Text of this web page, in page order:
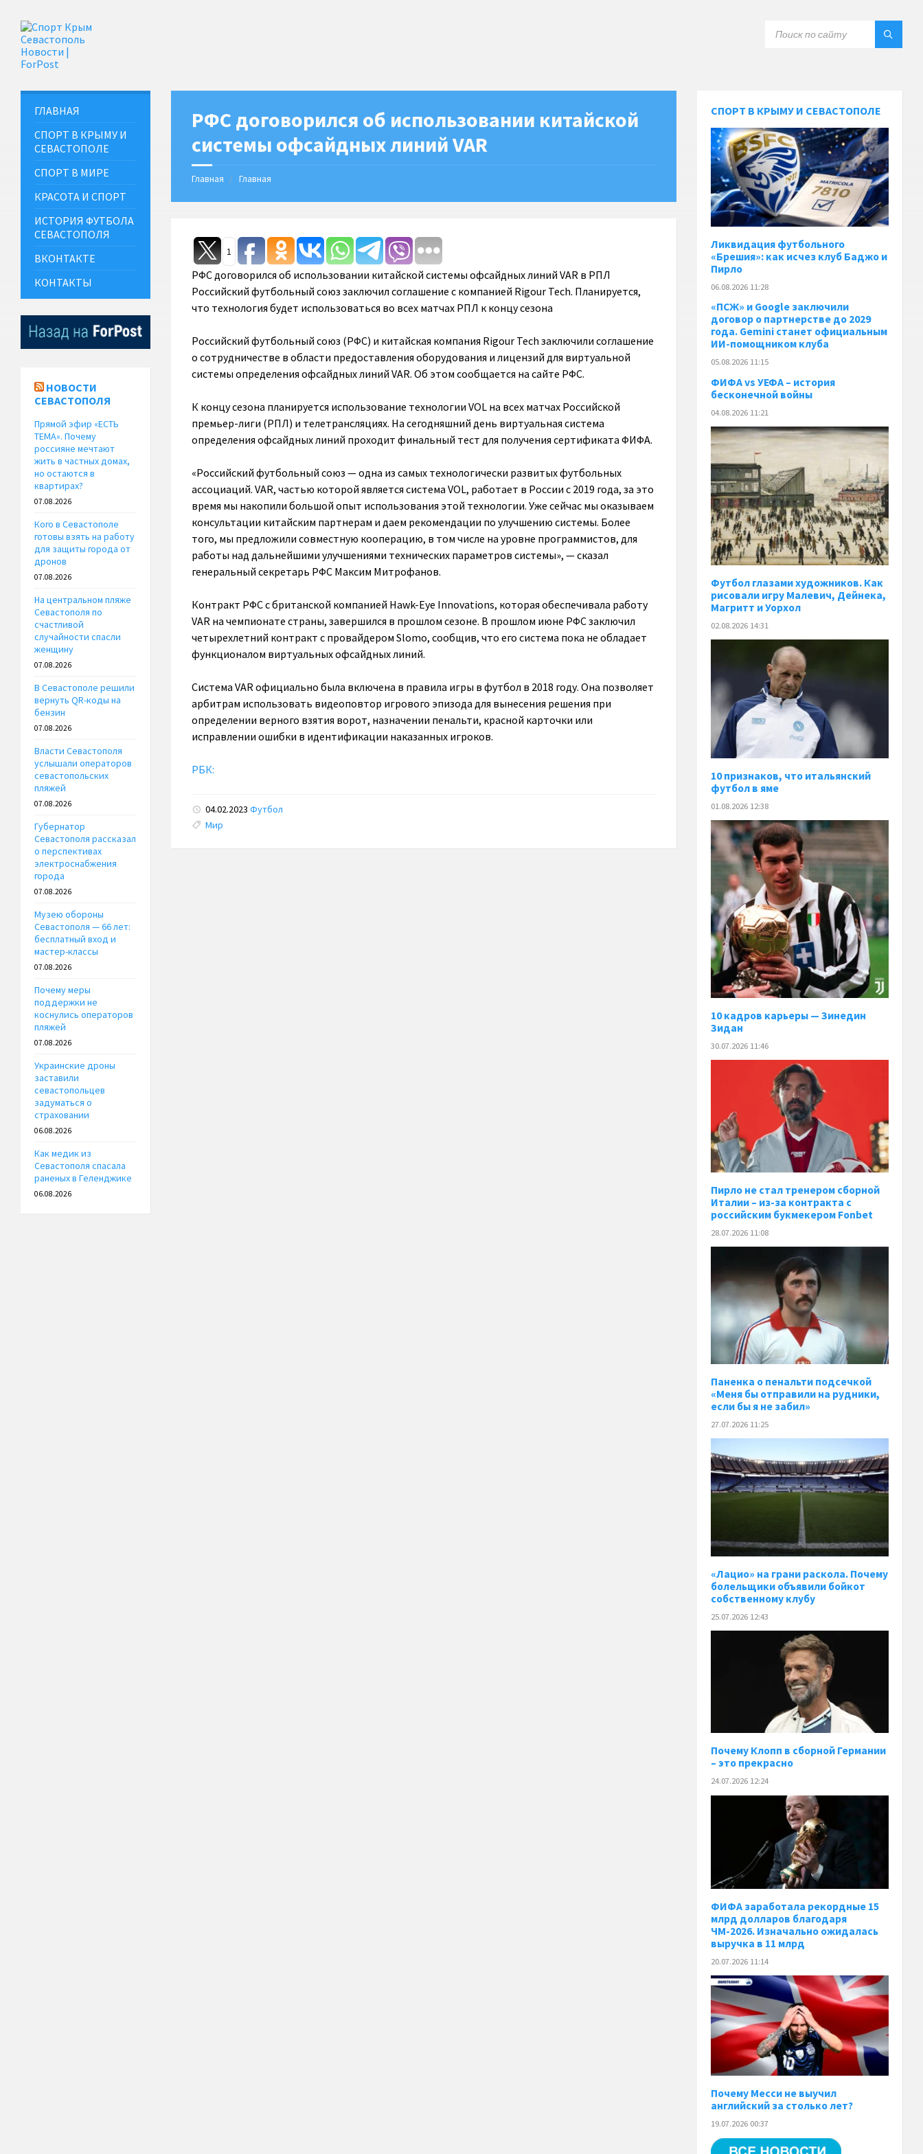
РФС договорился об использовании китайской
системы офсайдных линий VAR
Главная Главная
1
РФС договорился об использовании китайской системы офсайдных линий VAR в РПЛ
Российский футбольный союз заключил соглашение с компанией Rigour Tech. Планируется,
что технология будет использоваться во всех матчах РПЛ к концу сезона
Российский футбольный союз (РФС) и китайская компания Rigour Tech заключили соглашение
о сотрудничестве в области предоставления оборудования и лицензий для виртуальной
системы определения офсайдных линий VAR. Об этом сообщается на сайте РФС.
К концу сезона планируется использование технологии VOL на всех матчах Российской
премьер-лиги (РПЛ) и телетрансляциях. На сегодняшний день виртуальная система
определения офсайдных линий проходит финальный тест для получения сертификата ФИФА.
«Российский футбольный союз — одна из самых технологически развитых футбольных
ассоциаций. VAR, частью которой является система VOL, работает в России с 2019 года, за это
время мы накопили большой опыт использования этой технологии. Уже сейчас мы оказываем
консультации китайским партнерам и даем рекомендации по улучшению системы. Более
того, мы предложили совместную кооперацию, в том числе на уровне программистов, для
работы над дальнейшими улучшениями технических параметров системы», — сказал
генеральный секретарь РФС Максим Митрофанов.
Контракт РФС с британской компанией Hawk-Eye Innovations, которая обеспечивала работу
VAR на чемпионате страны, завершился в прошлом сезоне. В прошлом июне РФС заключил
четырехлетний контракт с провайдером Slomo, сообщив, что его система пока не обладает
функционалом виртуальных офсайдных линий.
Система VAR официально была включена в правила игры в футбол в 2018 году. Она позволяет
арбитрам использовать видеоповтор игрового эпизода для вынесения решения при
определении верного взятия ворот, назначении пенальти, красной карточки или
исправлении ошибки в идентификации наказанных игроков.
РБК:
04.02.2023 Футбол
Tags:
Мир
ГЛАВНАЯ
СПОРТ В КРЫМУ И
СЕВАСТОПОЛЕ
СПОРТ В МИРЕ
КРАСОТА И СПОРТ
ИСТОРИЯ ФУТБОЛА
СЕВАСТОПОЛЯ
ВКОНТАКТЕ
КОНТАКТЫ
НОВОСТИ
СЕВАСТОПОЛЯ
Прямой эфир «ЕСТЬ
ТЕМА». Почему
россияне мечтают
жить в частных домах,
но остаются в
квартирах?
07.08.2026
Кого в Севастополе
готовы взять на работу
для защиты города от
дронов
07.08.2026
На центральном пляже
Севастополя по
счастливой
случайности спасли
женщину
07.08.2026
В Севастополе решили
вернуть QR-коды на
бензин
07.08.2026
Власти Севастополя
услышали операторов
севастопольских
пляжей
07.08.2026
Губернатор
Севастополя рассказал
о перспективах
электроснабжения
города
07.08.2026
Музею обороны
Севастополя — 66 лет:
бесплатный вход и
мастер-классы
07.08.2026
Почему меры
поддержки не
коснулись операторов
пляжей
07.08.2026
Украинские дроны
заставили
севастопольцев
задуматься о
страховании
06.08.2026
Как медик из
Севастополя спасала
раненых в Геленджике
06.08.2026
СПОРТ В КРЫМУ И СЕВАСТОПОЛЕ
Ликвидация футбольного
«Брешия»: как исчез клуб Баджо и
Пирло
06.08.2026 11:28
«ПСЖ» и Google заключили
договор о партнерстве до 2029
года. Gemini станет официальным
ИИ-помощником клуба
05.08.2026 11:15
ФИФА vs УЕФА – история
бесконечной войны
04.08.2026 11:21
Футбол глазами художников. Как
рисовали игру Малевич, Дейнека,
Магритт и Уорхол
02.08.2026 14:31
10 признаков, что итальянский
футбол в яме
01.08.2026 12:38
10 кадров карьеры — Зинедин
Зидан
30.07.2026 11:46
Пирло не стал тренером сборной
Италии – из-за контракта с
российским букмекером Fonbet
28.07.2026 11:08
Паненка o пенальти подсечкой
«Меня бы отправили на рудники,
если бы я не забил»
27.07.2026 11:25
«Лацио» на грани раскола. Почему
болельщики объявили бойкот
собственному клубу
25.07.2026 12:43
Почему Клопп в сборной Германии
– это прекрасно
24.07.2026 12:24
ФИФА заработала рекордные 15
млрд долларов благодаря
ЧМ-2026. Изначально ожидалась
выручка в 11 млрд
20.07.2026 11:14
Почему Месси не выучил
английский за столько лет?
19.07.2026 00:37